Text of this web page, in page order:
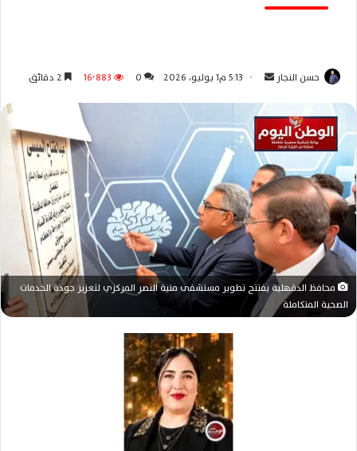
حسن النجار
س
ل
ب
ر
ي
د
إ
ل
ك
ت
5:13 م1 يوليو، 2026 0 16٬883
محافظ الدقهلية يفتتح تطوير مستشفى منية النصر المركزي لتعزيز جودة الخدمات
الصحية المتكاملة